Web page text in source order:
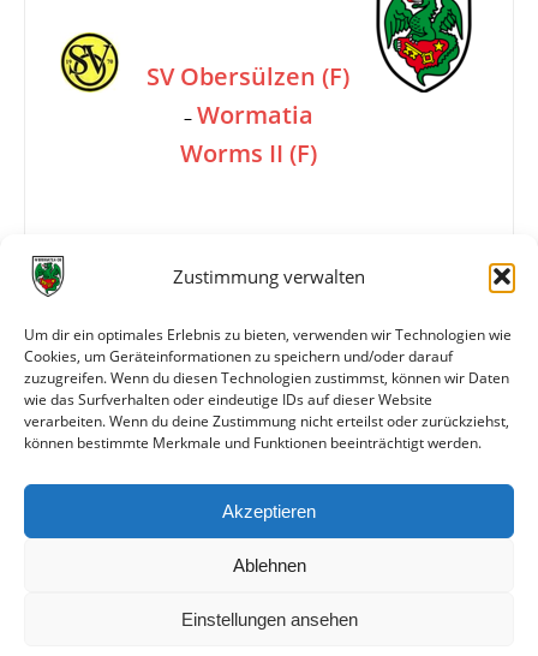
Zustimmung verwalten
Um dir ein optimales Erlebnis zu bieten, verwenden wir Technologien wie
Cookies, um Geräteinformationen zu speichern und/oder darauf
zuzugreifen. Wenn du diesen Technologien zustimmst, können wir Daten
wie das Surfverhalten oder eindeutige IDs auf dieser Website
verarbeiten. Wenn du deine Zustimmung nicht erteilst oder zurückziehst,
können bestimmte Merkmale und Funktionen beeinträchtigt werden.
Akzeptieren
Ablehnen
Einstellungen ansehen
SV Obersülzen (F)
– Wormatia
Worms II (F)
2:1
Tore
1:0 Müsel (48.)
1:1 C. Burkhart (80.)
2:1 Hinzmann (85.)
Alle bisherigen Partien der beiden Mannschaften
anzeigen